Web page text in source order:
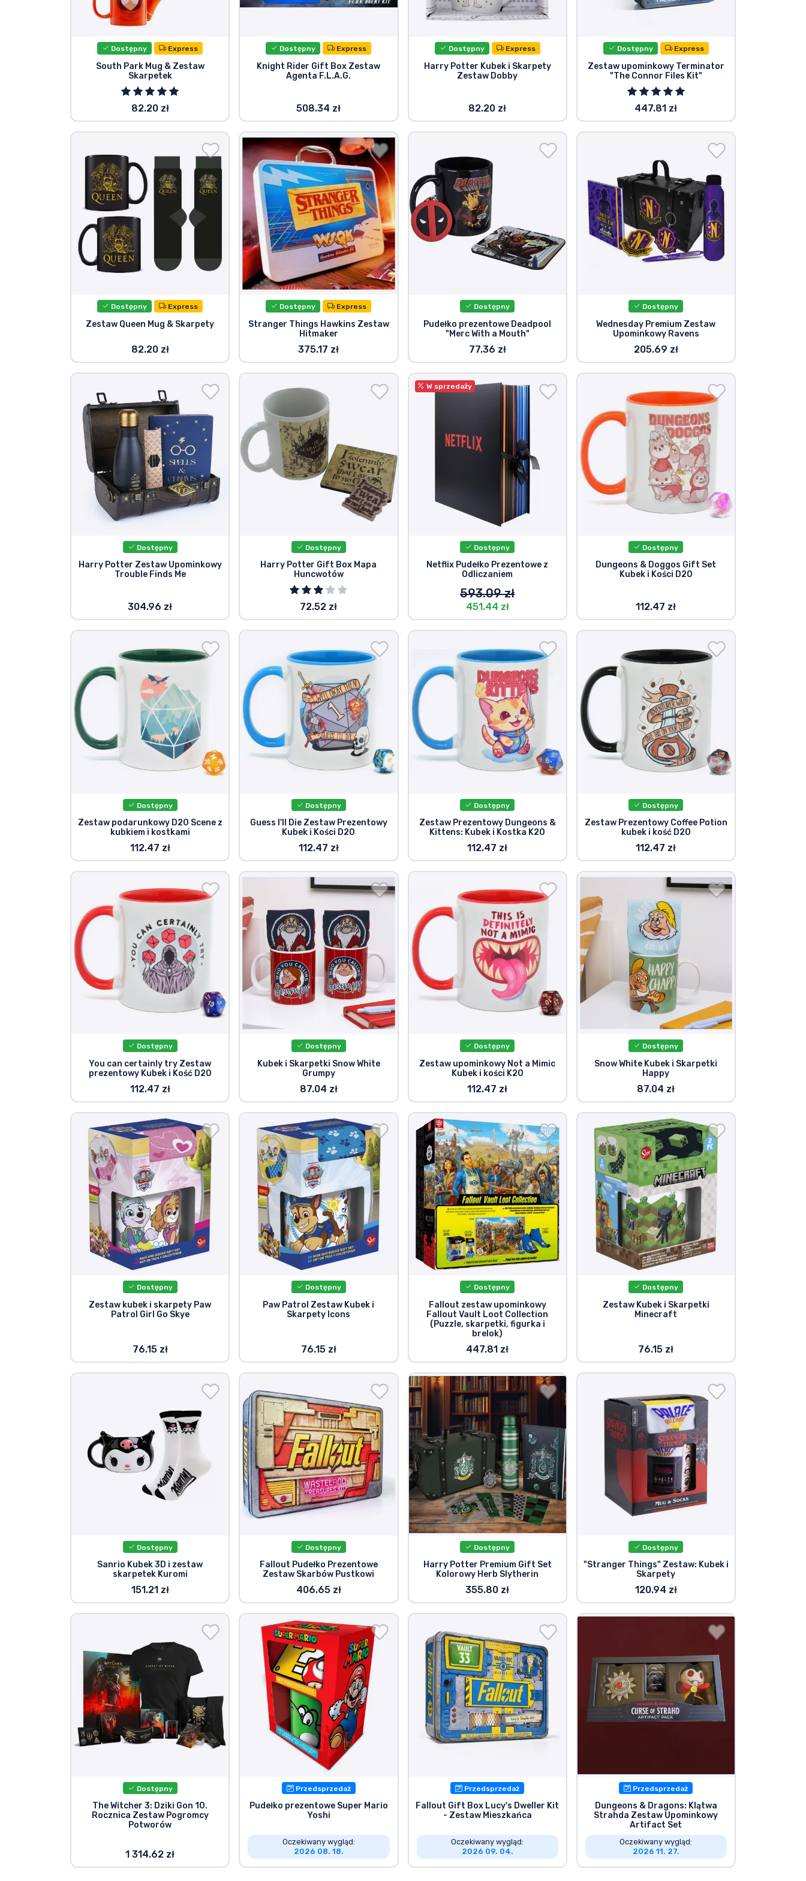
Dostępny Express
South Park Mug & Zestaw
Skarpetek
82.20 zł
Dostępny Express
Knight Rider Gift Box Zestaw
Agenta F.L.A.G.
508.34 zł
Dostępny Express
Harry Potter Kubek i Skarpety
Zestaw Dobby
82.20 zł
Dostępny Express
Zestaw upominkowy Terminator
"The Connor Files Kit"
447.81 zł
Dostępny Express
Zestaw Queen Mug & Skarpety
82.20 zł
Dostępny Express
Stranger Things Hawkins Zestaw
Hitmaker
375.17 zł
Dostępny
Pudełko prezentowe Deadpool
"Merc With a Mouth"
77.36 zł
Dostępny
Wednesday Premium Zestaw
Upominkowy Ravens
205.69 zł
Dostępny
Harry Potter Zestaw Upominkowy
Trouble Finds Me
304.96 zł
Dostępny
Harry Potter Gift Box Mapa
Huncwotów
72.52 zł
W sprzedaży
Dostępny
Netflix Pudełko Prezentowe z
Odliczaniem
593.09 zł
451.44 zł
Dostępny
Dungeons & Doggos Gift Set
Kubek i Kości D20
112.47 zł
Dostępny
Zestaw podarunkowy D20 Scene z
kubkiem i kostkami
112.47 zł
Dostępny
Guess I'll Die Zestaw Prezentowy
Kubek i Kości D20
112.47 zł
Dostępny
Zestaw Prezentowy Dungeons &
Kittens: Kubek i Kostka K20
112.47 zł
Dostępny
Zestaw Prezentowy Coffee Potion
kubek i kość D20
112.47 zł
Dostępny
You can certainly try Zestaw
prezentowy Kubek i Kość D20
112.47 zł
Dostępny
Kubek i Skarpetki Snow White
Grumpy
87.04 zł
Dostępny
Zestaw upominkowy Not a Mimic
Kubek i kości K20
112.47 zł
Dostępny
Snow White Kubek i Skarpetki
Happy
87.04 zł
Dostępny
Zestaw kubek i skarpety Paw
Patrol Girl Go Skye
76.15 zł
Dostępny
Paw Patrol Zestaw Kubek i
Skarpety Icons
76.15 zł
Dostępny
Fallout zestaw upominkowy
Fallout Vault Loot Collection
(Puzzle, skarpetki, figurka i
brelok)
447.81 zł
Dostępny
Zestaw Kubek i Skarpetki
Minecraft
76.15 zł
Dostępny
Sanrio Kubek 3D i zestaw
skarpetek Kuromi
151.21 zł
Dostępny
Fallout Pudełko Prezentowe
Zestaw Skarbów Pustkowi
406.65 zł
Dostępny
Harry Potter Premium Gift Set
Kolorowy Herb Slytherin
355.80 zł
Dostępny
"Stranger Things" Zestaw: Kubek i
Skarpety
120.94 zł
Dostępny
The Witcher 3: Dziki Gon 10.
Rocznica Zestaw Pogromcy
Potworów
1 314.62 zł
Przedsprzedaż
Pudełko prezentowe Super Mario
Yoshi
Oczekiwany wygląd:
2026 08. 18.
Przedsprzedaż
Fallout Gift Box Lucy's Dweller Kit
- Zestaw Mieszkańca
Oczekiwany wygląd:
2026 09. 04.
Przedsprzedaż
Dungeons & Dragons: Klątwa
Strahda Zestaw Upominkowy
Artifact Set
Oczekiwany wygląd:
2026 11. 27.
Rzeczy seryjne
Rzeczy filmowe
Wspaniałe rzeczy
Rzeczy z anime
Rzeczy dla graczy
Rzeczy sportowe
Rzeczy muzyczne
Typy produktów